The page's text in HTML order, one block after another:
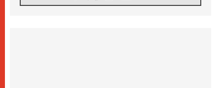
الكنيسة في الأوروغواي: زيارة البابا ستعزز